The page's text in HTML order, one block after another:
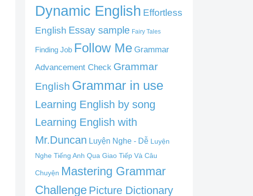
Dynamic English Effortless
English Essay sample Fairy Tales
Finding Job Follow Me Grammar
Advancement Check Grammar
English Grammar in use
Learning English by song
Learning English with
Mr.Duncan Luyện Nghe - Dễ Luyện
Nghe Tiếng Anh Qua Giao Tiếp Và Câu
Chuyện Mastering Grammar
Challenge Picture Dictionary